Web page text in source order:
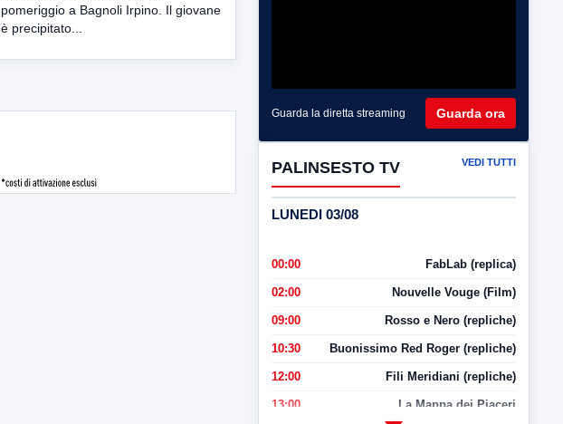
pomeriggio a Bagnoli Irpino. Il giovane
è precipitato...
Guarda la diretta streaming Guarda ora
PALINSESTO TV VEDI TUTTI
LUNEDI 03/08
00:00 FabLab (replica)
02:00 Nouvelle Vouge (Film)
09:00 Rosso e Nero (repliche)
10:30 Buonissimo Red Roger (repliche)
12:00 Fili Meridiani (repliche)
13:00 La Mappa dei Piaceri